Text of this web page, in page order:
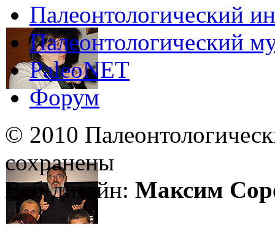
Палеонтологический
Палеонтологический
PaleoNET
Форум
© 2010
сохранены
Веб-дизайн: Максим